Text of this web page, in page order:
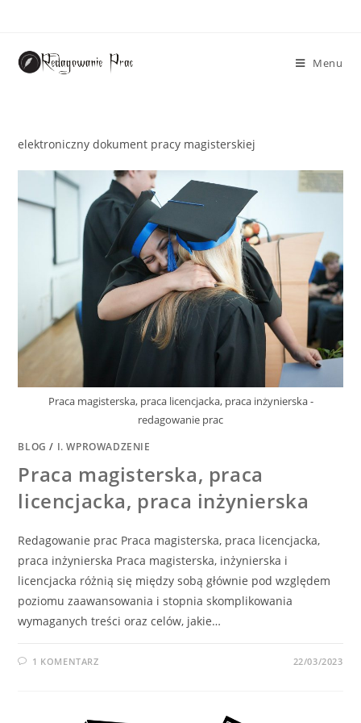
Menu
elektroniczny dokument pracy magisterskiej
Praca magisterska, praca licencjacka, praca inżynierska -
redagowanie prac
BLOG / I. WPROWADZENIE
Praca magisterska, praca
licencjacka, praca inżynierska
Redagowanie prac Praca magisterska, praca licencjacka,
praca inżynierska Praca magisterska, inżynierska i
licencjacka różnią się między sobą głównie pod względem
poziomu zaawansowania i stopnia skomplikowania
wymaganych treści oraz celów, jakie…
1 KOMENTARZ 22/03/2023